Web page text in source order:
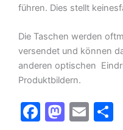
führen. Dies stellt
Die Taschen werden
versendet und können
anderen optischen
Produktbildern.
F
M E